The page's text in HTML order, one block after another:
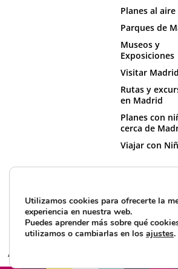
Planes al
Parques de
Museos y
Exposiciones
Visitar Madrid
Rutas y
en Madrid
Planes con
cerca de
Viajar con
All rights reserved 2025 ©Mamá
Utilizamos cookies para ofrecerte la
experiencia en nuestra web.
Puedes aprender más sobre qué
utilizamos o cambiarlas en los ajustes.